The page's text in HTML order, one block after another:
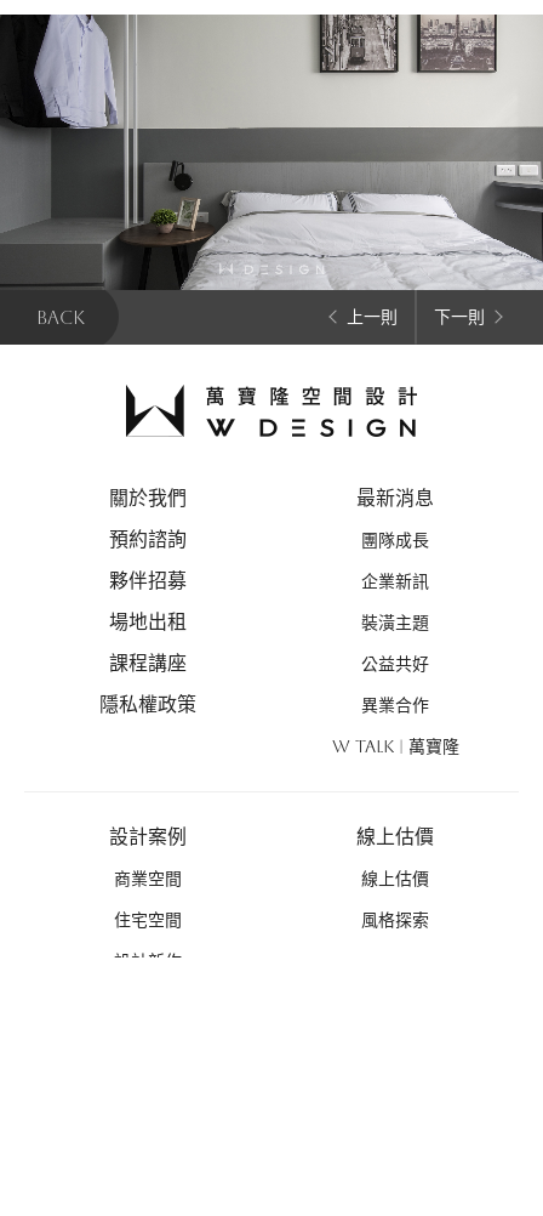
BACK 上一則 下一則
關於我們
預約諮詢
夥伴招募
場地出租
課程講座
隱私權政策
最新消息
團隊成長
企業新訊
裝潢主題
公益共好
異業合作
W TALK | 萬寶隆
設計案例
商業空間
住宅空間
設計新作
線上估價
線上估價
風格探索